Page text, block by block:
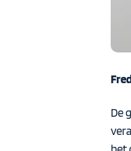
De